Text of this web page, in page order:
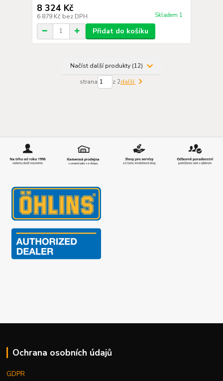
8 324 Kč
6 879 Kč bez DPH Skladem 1
Přidat do košíku
Načíst další produkty (12)
strana z 2další
Ochrana osobních údajů
GDPR